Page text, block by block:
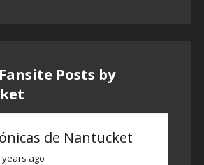
Posts by
de Nantucket
years ago